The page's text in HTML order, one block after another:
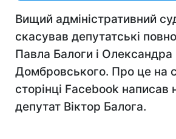
Вищий адміністративний
скасував депутатські
Павла Балоги і Олександра
Домбровського. Про це на
сторінці Facebook написав
депутат Віктор Балога.